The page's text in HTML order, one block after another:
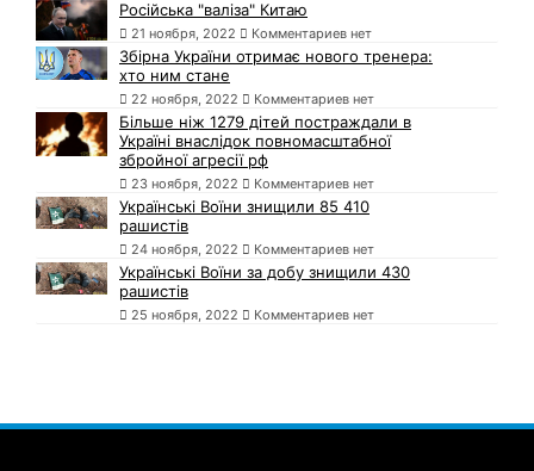
Російська "валіза" Китаю
21 ноября, 2022 Комментариев нет
Збірна України отримає нового тренера:
хто ним стане
22 ноября, 2022 Комментариев нет
Більше ніж 1279 дітей постраждали в
Україні внаслідок повномасштабної
збройної агресії рф
23 ноября, 2022 Комментариев нет
Українські Воїни знищили 85 410
рашистів
24 ноября, 2022 Комментариев нет
Українські Воїни за добу знищили 430
рашистів
25 ноября, 2022 Комментариев нет